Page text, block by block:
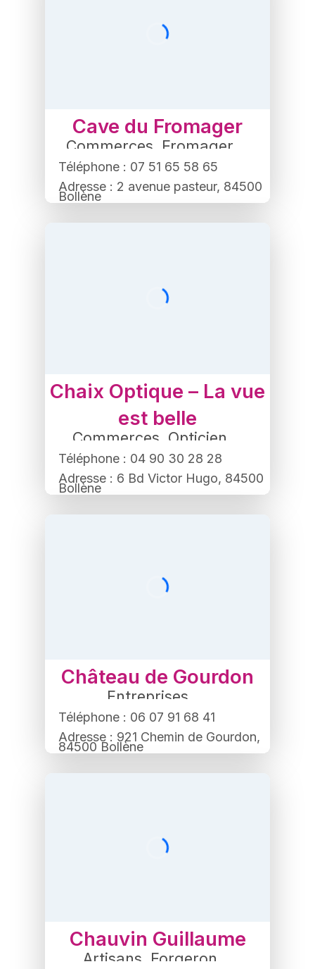
Cave du Fromager
Commerces Fromager
Téléphone : 07 51 65 58 65
Adresse : 2 avenue pasteur, 84500
Bollène
Chaix Optique – La vue
est belle
Commerces Opticien
Téléphone : 04 90 30 28 28
Adresse : 6 Bd Victor Hugo, 84500
Bollène
Château de Gourdon
Entreprises
Domaine vinicole
Téléphone : 06 07 91 68 41
Adresse : 921 Chemin de Gourdon,
84500 Bollène
Chauvin Guillaume
Artisans Forgeron